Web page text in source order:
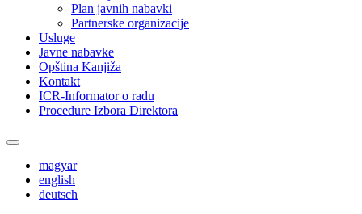
Plan javnih nabavki
Partnerske organizacije
Usluge
Javne nabavke
Opština Kanjiža
Kontakt
ICR-Informator o radu
Procedure Izbora Direktora
magyar
english
deutsch